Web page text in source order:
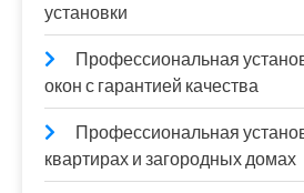
установки
Профессиональная
окон с гарантией качества
Профессиональная
квартирах и загородных домах